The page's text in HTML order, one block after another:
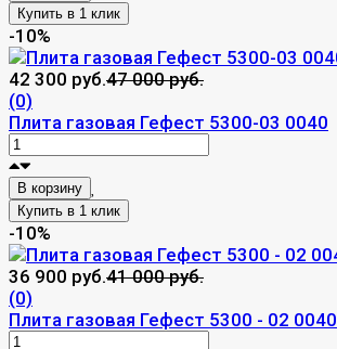
-10%
42 300 руб.47 000 руб.
(0)
Плита газовая Гефест 5300-03 0040
В корзину
-10%
36 900 руб.41 000 руб.
(0)
Плита газовая Гефест 5300 - 02 0040